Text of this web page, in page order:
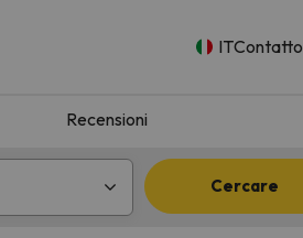
ITContatto
Recensioni
Cercare